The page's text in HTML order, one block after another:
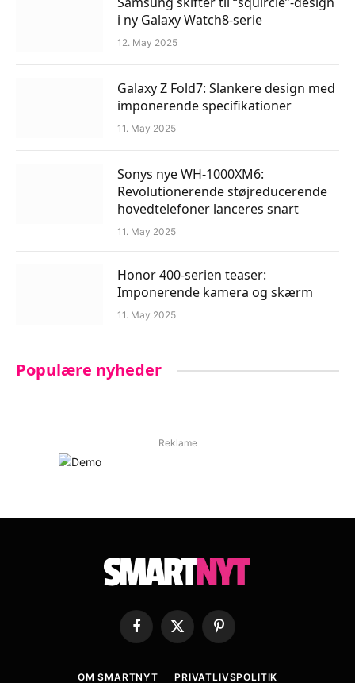
i ny Galaxy Watch8-serie
12. May 2025
Galaxy Z Fold7: Slankere design med
imponerende specifikationer
11. May 2025
Sonys nye WH-1000XM6:
Revolutionerende støjreducerende
hovedtelefoner lanceres snart
11. May 2025
Honor 400-serien teaser:
Imponerende kamera og skærm
11. May 2025
Populære nyheder
Reklame
Facebook
X
Pinterest
OM SMARTNYT PRIVATLIVSPOLITIK